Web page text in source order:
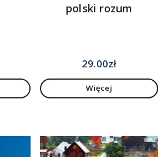
polski rozum
29.00zł
Więcej